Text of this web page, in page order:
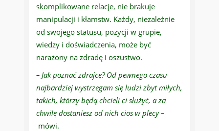
skomplikowane relacje, nie brakuje
manipulacji i kłamstw. Każdy, niezależnie
od swojego statusu, pozycji w grupie,
wiedzy i doświadczenia, może być
narażony na zdradę i oszustwo.
– Jak poznać zdrajcę? Od pewnego czasu
najbardziej wystrzegam się ludzi zbyt miłych,
takich, którzy będą chcieli ci służyć, a za
chwilę dostaniesz od nich cios w plecy–
mówi.